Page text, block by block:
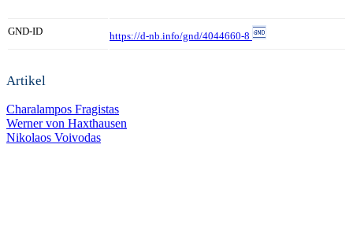
GND-ID https://d-nb.info/gnd/4044660-8
Artikel
Charalampos Fragistas
Werner von Haxthausen
Nikolaos Voivodas